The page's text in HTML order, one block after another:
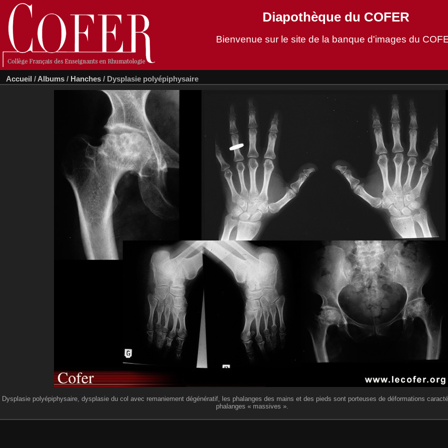
Diapothèque du COFER
Bienvenue sur le site de la banque d'images du
Accueil / Albums / Hanches / Dysplasie polyépiphysaire
Dysplasie polyépiphysaire, dysplasie du col avec remaniement dégénératif, les phalanges des mains et des pieds sont porteuses de déformations
phalanges « massives ».